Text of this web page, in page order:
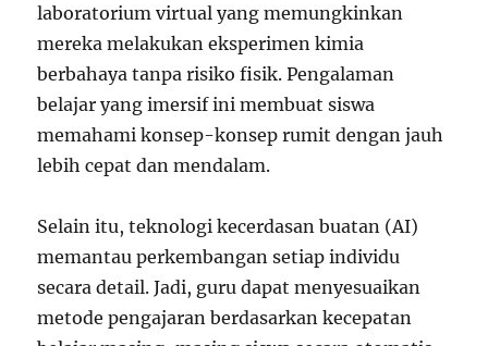
laboratorium virtual yang memungkinkan
mereka melakukan eksperimen kimia
berbahaya tanpa risiko fisik. Pengalaman
belajar yang imersif ini membuat siswa
memahami konsep-konsep rumit dengan jauh
lebih cepat dan mendalam.
Selain itu, teknologi kecerdasan buatan (AI)
memantau perkembangan setiap individu
secara detail. Jadi, guru dapat menyesuaikan
metode pengajaran berdasarkan kecepatan